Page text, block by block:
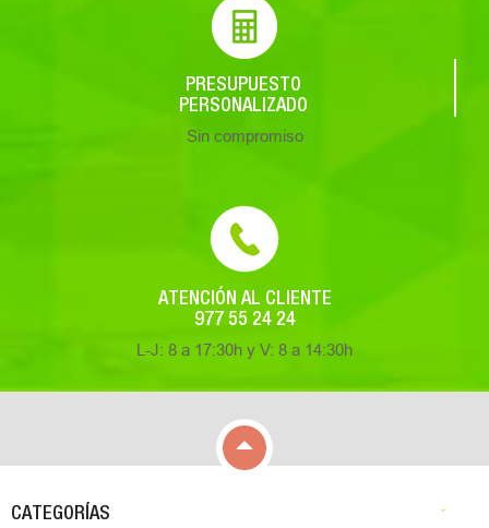
PRESUPUESTO
PERSONALIZADO
Sin compromiso
ATENCIÓN AL CLIENTE
977 55 24 24
L-J: 8 a 17:30h y V: 8 a 14:30h

CATEGORÍAS 